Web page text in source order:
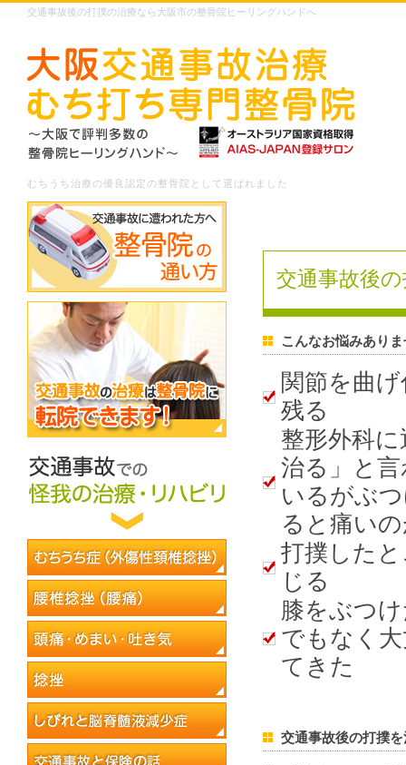
交通事故後の打撲の治療なら大阪市の整骨院ヒーリングハンドへ
むちうち治療の優良認定の整骨院として選ばれました
交通事故後
こんなお悩みあり
関節を曲
残る
整形外科
治る」と
いるがぶ
ると痛い
打撲した
じる
膝をぶつ
でもなく
てきた
交通事故後の打撲